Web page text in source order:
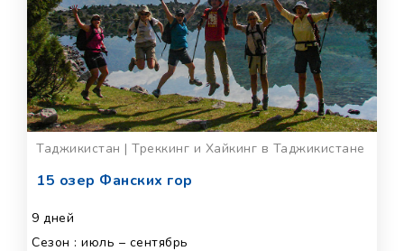
Таджикистан | Треккинг и Хайкинг в Таджикистане
15 озер Фанских гор
9 дней
Сезон : июль – сентябрь